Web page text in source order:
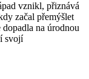
vznikl, přiznává
začal přemýšlet
na úrodnou
svojí